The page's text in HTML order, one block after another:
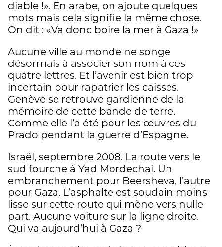
diable !». En arabe, on ajoute quelques
mots mais cela signifie la même chose.
On dit : «Va donc boire la mer à Gaza !»
Aucune ville au monde ne songe
désormais à associer son nom à ces
quatre lettres. Et l’avenir est bien trop
incertain pour rapatrier les caisses.
Genève se retrouve gardienne de la
mémoire de cette bande de terre.
Comme elle l’a été pour les œuvres du
Prado pendant la guerre d’Espagne.
Israël, septembre 2008. La route vers le
sud fourche à Yad Mordechai. Un
embranchement pour Beersheva, l’autre
pour Gaza. L’asphalte est soudain moins
lisse sur cette route qui mène vers nulle
part. Aucune voiture sur la ligne droite.
Qui va aujourd’hui à Gaza ?